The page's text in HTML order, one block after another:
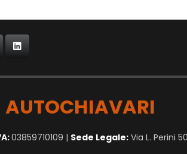
AUTOCHIAVARI
03859710109 | Sede Legale: Via L. Perini